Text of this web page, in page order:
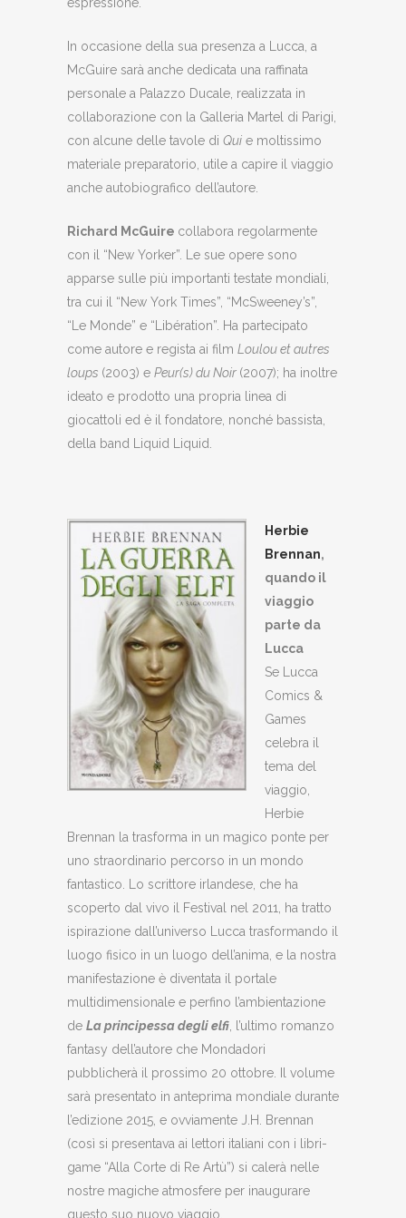
In occasione della sua presenza a Lucca, a
McGuire sarà anche dedicata una raffinata
personale a Palazzo Ducale, realizzata in
collaborazione con la Galleria Martel di Parigi,
con alcune delle tavole di Qui e moltissimo
materiale preparatorio, utile a capire il viaggio
anche autobiografico dell’autore.
Richard McGuire collabora regolarmente
con il “New Yorker”. Le sue opere sono
apparse sulle più importanti testate mondiali,
tra cui il “New York Times”, “McSweeney’s”,
“Le Monde” e “Libération”. Ha partecipato
come autore e regista ai film Loulou et autres
loups (2003) e Peur(s) du Noir (2007); ha inoltre
ideato e prodotto una propria linea di
giocattoli ed è il fondatore, nonché bassista,
della band Liquid Liquid.
Herbie
Brennan,
quando il
viaggio
parte da
Lucca
Se Lucca
Comics &
Games
celebra il
tema del
viaggio,
Herbie
Brennan la trasforma in un magico ponte per
uno straordinario percorso in un mondo
fantastico. Lo scrittore irlandese, che ha
scoperto dal vivo il Festival nel 2011, ha tratto
ispirazione dall’universo Lucca trasformando il
luogo fisico in un luogo dell’anima, e la nostra
manifestazione è diventata il portale
multidimensionale e perfino l’ambientazione
de La principessa degli elfi , l’ultimo romanzo
fantasy dell’autore che Mondadori
pubblicherà il prossimo 20 ottobre. Il volume
sarà presentato in anteprima mondiale durante
l’edizione 2015, e ovviamente J.H. Brennan
(così si presentava ai lettori italiani con i libri-
game “Alla Corte di Re Artù”) si calerà nelle
nostre magiche atmosfere per inaugurare
questo suo nuovo viaggio.